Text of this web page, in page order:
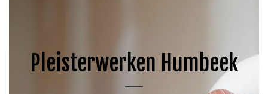
Pleisterwerken Humbeek